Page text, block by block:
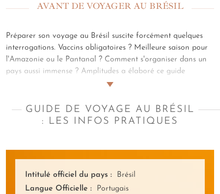
AVANT DE VOYAGER AU BRÉSIL
Préparer son voyage au Brésil suscite forcément quelques
interrogations. Vaccins obligatoires ? Meilleure saison pour
l'Amazonie ou le Pantanal ? Comment s'organiser dans un
pays aussi immense ? Amplitudes a élaboré ce guide
pratique pour transformer vos questions en certitudes.
climatiques d'une région à l'autre, richesses gastronomiques,
merveilles naturelles incontournables… L'essentiel est réuni
conciergerie reste disponible sur place, attentive au bon
déroulement de chaque moment de votre périple brésilien.
GUIDE DE VOYAGE AU BRÉSIL
: LES INFOS PRATIQUES
Intitulé officiel du pays :
Brésil
Langue Officielle :
Portugais